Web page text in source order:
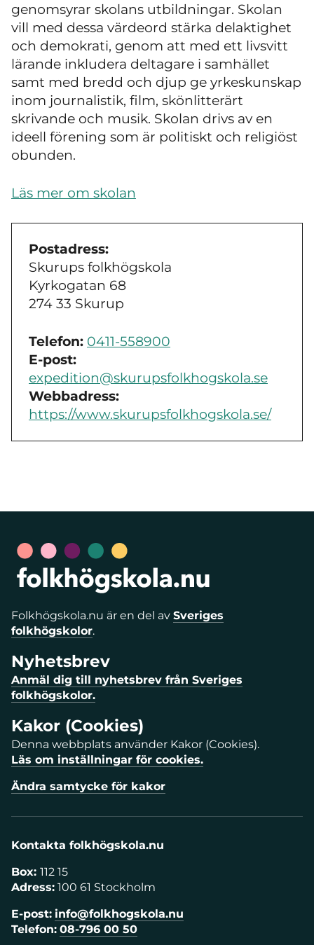
genomsyrar skolans utbildningar. Skolan
vill med dessa värdeord stärka delaktighet
och demokrati, genom att med ett livsvitt
lärande inkludera deltagare i samhället
samt med bredd och djup ge yrkeskunskap
inom journalistik, film, skönlitterärt
skrivande och musik. Skolan drivs av en
ideell förening som är politiskt och religiöst
obunden.
Läs mer om skolan
Postadress:
Skurups folkhögskola
Kyrkogatan 68
274 33 Skurup
Telefon: 0411-558900
E-post:
expedition@skurupsfolkhogskola.se
Webbadress:
https://www.skurupsfolkhogskola.se/
Folkhögskola.nu är en del av Sveriges
folkhögskolor.
Nyhetsbrev
Anmäl dig till nyhetsbrev från Sveriges
folkhögskolor.
Kakor (Cookies)
Denna webbplats använder Kakor (Cookies).
Läs om inställningar för cookies.
Ändra samtycke för kakor
Kontakta folkhögskola.nu
Box: 112 15
Adress: 100 61 Stockholm
E-post: info@folkhogskola.nu
Telefon: 08-796 00 50